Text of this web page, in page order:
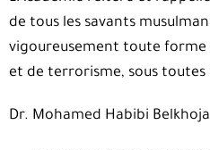
de tous les savants
vigoureusement toute forme
et de terrorisme, sous toutes
Dr. Mohamed Habibi Belkhoja